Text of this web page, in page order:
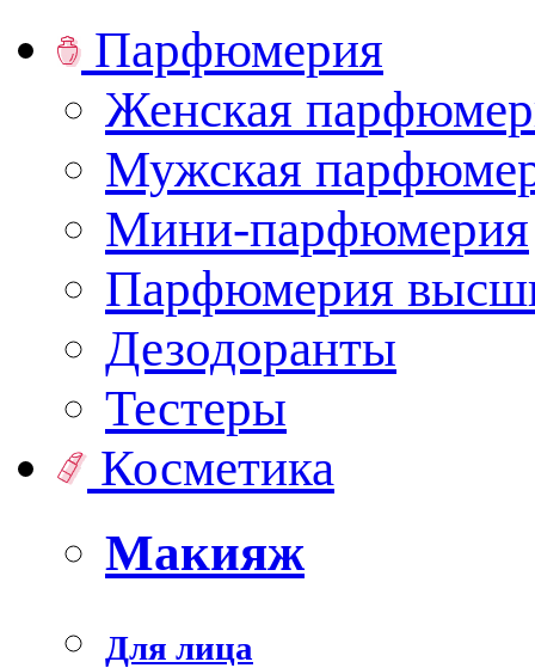
Парфюмерия
Женская
Мужская
Мини-парфюмерия
Парфюмерия
Дезодоранты
Тестеры
Косметика
Макияж
Для лица